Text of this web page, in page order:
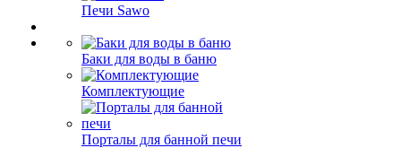
Печи Sawo
Баки для воды в баню
Комплектующие
Порталы для банной печи